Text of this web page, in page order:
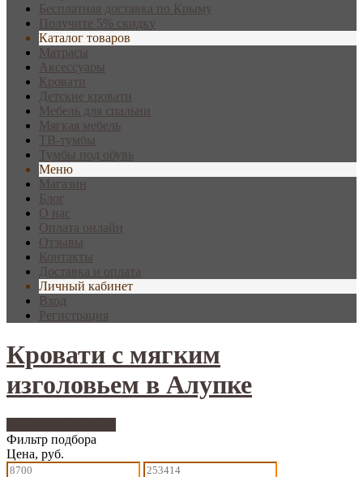
Бесплатная доставка по Крыму
Получите 5% скидку
Каталог товаров
Матрасы
Аксессуары
Кровати
Детские кровати
Мебель для спальни
Мягкая мебель
ТВ-тумбы
Тумбы под обувь
Меню
Магазин
Блог
О нас
Оплата онлайн
Отзывы
Контакты
Доставка и оплата
Личный кабинет
Вход
Регистрация
Кровати с мягким
изголовьем в Алупке
Фильтр подбора
Цена, руб.